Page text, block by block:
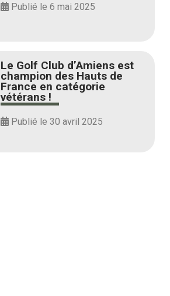
Publié le 6 mai 2025
Le Golf Club d’Amiens est
champion des Hauts de
France en catégorie
vétérans !
Publié le 30 avril 2025